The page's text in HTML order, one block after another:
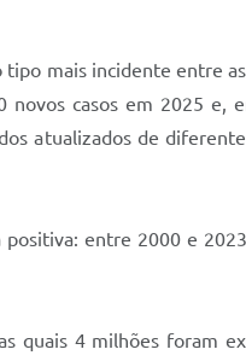
mais incidente entre
novos casos em 2025
atualizados de
entre 2000 e
quais 4 milhões foram